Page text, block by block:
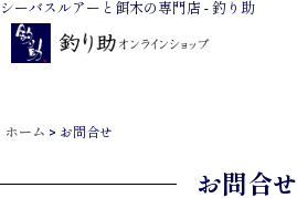
シーバスルアーと餌木の専門店 - 釣り助
ホーム > お問合せ
お問合せ